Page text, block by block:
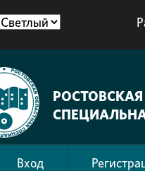
Вход